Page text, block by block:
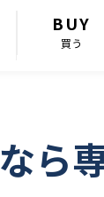
BUY
買う
なら